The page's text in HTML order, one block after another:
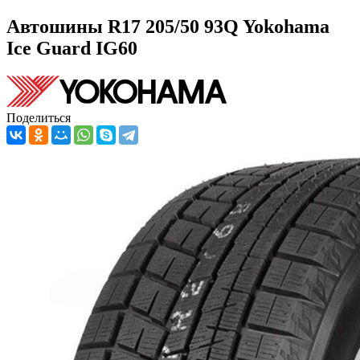
Автошины R17 205/50 93Q Yokohama
Ice Guard IG60
Поделиться